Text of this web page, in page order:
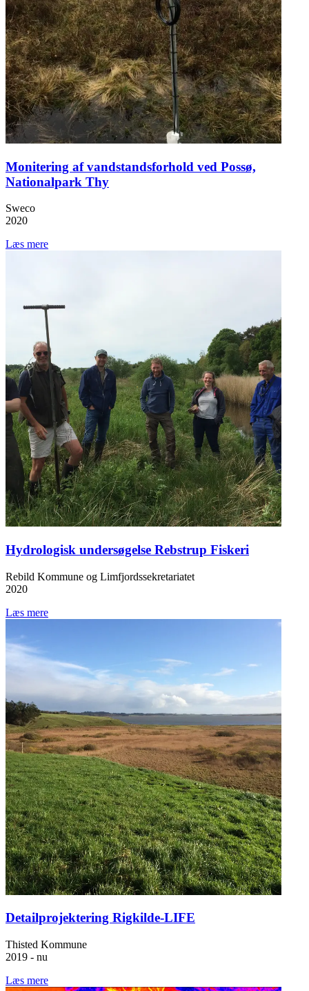
Monitering af vandstandsforhold ved Possø,
Nationalpark Thy
Sweco
2020
Læs mere
Hydrologisk undersøgelse Rebstrup Fiskeri
Rebild Kommune og Limfjordssekretariatet
2020
Læs mere
Detailprojektering Rigkilde-LIFE
Thisted Kommune
2019 - nu
Læs mere